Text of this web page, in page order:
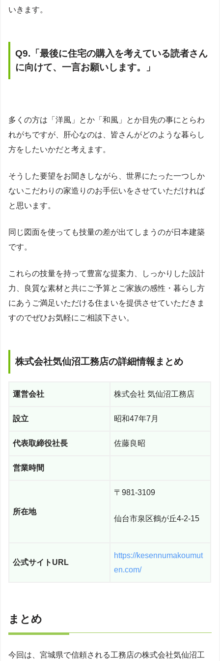
いきます。
Q9. 「 最後に住宅の購入を考えている読者さん
に向けて、一言お願いします。
」
多くの方は「洋風」とか「和風」とか目先の事にとらわ
れがちですが、肝心なのは、皆さんがどのような暮らし
方をしたいかだと考えます。
そうした要望をお聞きしながら、世界にたった一つしか
ないこだわりの家造りのお手伝いをさせていただければ
と思います。
同じ図面を使っても技量の差が出てしまうのが日本建築
です。
これらの技量を持って豊富な提案力、しっかりした設計
力、良質な素材と共にご予算とご家族の感性・暮らし方
にあうご満足いただける住まいを提供させていただきま
すのでぜひお気軽にご相談下さい。
株式会社気仙沼工務店の詳細情報まとめ
運営会社 株式会社 気仙沼工務店
設立 昭和47年7月
代表取締役社長 佐藤良昭
営業時間
所在地
〒981-3109
仙台市泉区鶴が丘4-2-15
公式サイトURL
https://kesennumakoumut
en.com/
まとめ
今回は、宮城県で信頼される工務店の株式会社気仙沼工